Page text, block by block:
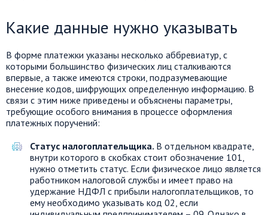
Какие данные нужно указывать
В форме платежки указаны несколько аббревиатур, с
которыми большинство физических лиц сталкиваются
впервые, а также имеются строки, подразумевающие
внесение кодов, шифрующих определенную информацию. В
связи с этим ниже приведены и объяснены параметры,
требующие особого внимания в процессе оформления
платежных поручений:
Статус налогоплательщика. В отдельном квадрате,
внутри которого в скобках стоит обозначение 101,
нужно отметить статус. Если физическое лицо является
работником налоговой службы и имеет право на
удержание НДФЛ с прибыли налогоплательщиков, то
ему необходимо указывать код 02, если